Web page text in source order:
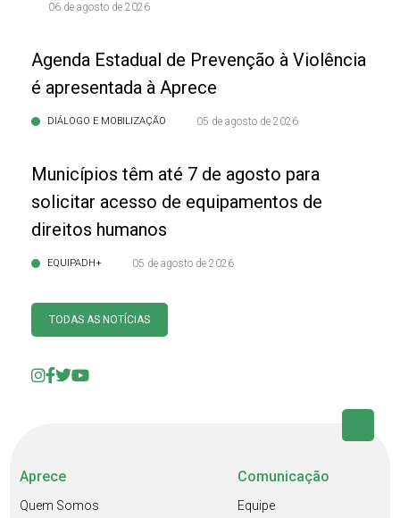
06 de agosto de 2026
Agenda Estadual de Prevenção à Violência
é apresentada à Aprece
DIÁLOGO E MOBILIZAÇÃO 05 de agosto de 2026
Municípios têm até 7 de agosto para
solicitar acesso de equipamentos de
direitos humanos
EQUIPADH+ 05 de agosto de 2026
TODAS AS NOTÍCIAS
Aprece
Quem Somos
Comunicação
Equipe